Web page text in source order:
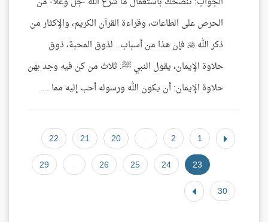
الحرص على الطاعات، وقراءة القرآن الكريم، والإكثار من
ذكر الله  فإن هذا من أسباب.. لذوق المحبة، ذوق
حلاوة الإيمان، يقول النبي ﷺ: ثلاث من كن فيه وجد بهن
حلاوة الإيمان: أن يكون الله ورسوله أحب إليه مما ...
1
2
20
21
22
23
24
25
26
29
30